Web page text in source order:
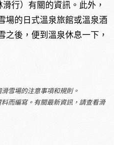
行）有關的資訊。此外，
場的日式溫泉旅館或溫泉酒
之後，便到溫泉休息一下，
雪場的注意事項和規則。
而編寫。有關最新資訊，請查看滑